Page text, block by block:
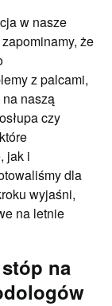
w nasze
że
z palcami,
naszą
czy
jak i
dla
wyjaśni,
na letnie
na